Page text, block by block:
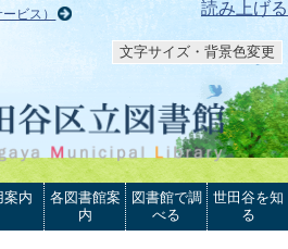
読み上げる
ビス）
文字サイズ・背景色変更
案内
各図書館案
内
図書館で調
べる
世田谷を知
る